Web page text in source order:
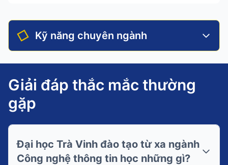
Kỹ năng chuyên ngành
Nhập môn công nghệ thông tin
Vi tích phân A1
Cơ sở dữ liệu
Giải đáp thắc mắc thường
gặp
Đại học Trà Vinh đào tạo từ xa ngành
Công nghệ thông tin học những gì?